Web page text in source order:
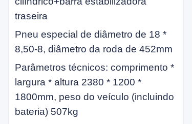
traseira
Pneu especial de diâmetro de 18 *
8,50-8, diâmetro da roda de 452mm
Parâmetros técnicos: comprimento *
largura * altura 2380 * 1200 *
1800mm, peso do veículo (incluindo
bateria) 507kg